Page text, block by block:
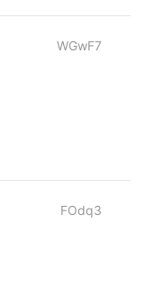
WGwF7
FOdq3